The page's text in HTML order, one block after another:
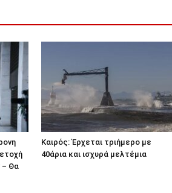
– Θα
Καιρός: Έρχεται τριήμερο με
40άρια και ισχυρά μελτέμια